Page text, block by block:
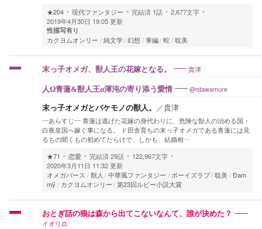
★204
現代ファンタジー 完結済 1話
2,677文字
2019年4月30日 19:05 更新
性描写有り
カクヨムオンリー 純文学 幻想 掌編 蛇 耽美
末っ子オメガ、獣人王の花嫁となる。 貴津
人Ω青蓮&獣人王α渾沌の寄り添う愛情 @otawamure
末っ子オメガとバケモノの獣人。 ／貴津
―あらすじ― 青蓮は逃げた花嫁の身代わりに、危険な獣人の治める国・
白夜皇国へ嫁ぐ事になる。 ド田舎育ちの末っ子オメガである青蓮には見
るもの聞くもの初めてだらけで、しかも、結婚相…
★71
恋愛 完結済29話
122,967文字
2020年3月11日 11:32 更新
オメガバース
獣人 中華風ファンタジー ボーイズラブ 耽美 Đam
mỹ
カクヨムオンリー 第23回ルビー小説大賞
おとぎ話の狼は森から出てこないなんて、誰が決めた？
イオリ⚖️